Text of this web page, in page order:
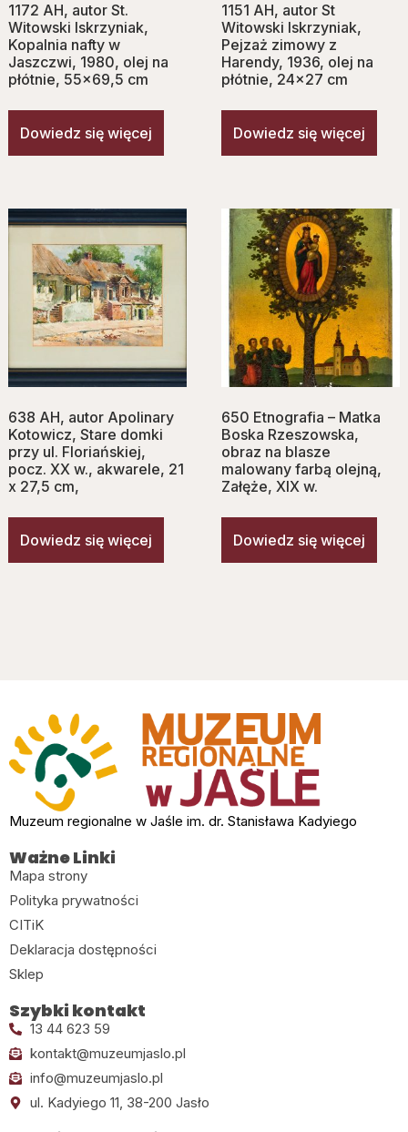
1172 AH, autor St.
Witowski Iskrzyniak,
Kopalnia nafty w
Jaszczwi, 1980, olej na
płótnie, 55×69,5 cm
Dowiedz się więcej
1151 AH, autor St
Witowski Iskrzyniak,
Pejzaż zimowy z
Harendy, 1936, olej na
płótnie, 24×27 cm
Dowiedz się więcej
638 AH, autor Apolinary
Kotowicz, Stare domki
przy ul. Floriańskiej,
pocz. XX w., akwarele, 21
x 27,5 cm,
Dowiedz się więcej
650 Etnografia – Matka
Boska Rzeszowska,
obraz na blasze
malowany farbą olejną,
Załęże, XIX w.
Dowiedz się więcej
Muzeum regionalne w Jaśle im. dr. Stanisława Kadyiego
Ważne Linki
Mapa strony
Polityka prywatności
CITiK
Deklaracja dostępności
Sklep
Szybki kontakt
13 44 623 59
kontakt@muzeumjaslo.pl
info@muzeumjaslo.pl
ul. Kadyiego 11, 38-200 Jasło